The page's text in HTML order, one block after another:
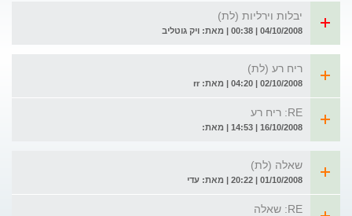
יבלות וירליות (לת)
04/10/2008 | 00:38 | מאת: ויק גוטליב
ריח רע (לת)
02/10/2008 | 04:20 | מאת: rr
RE: ריח רע
16/10/2008 | 14:53 | מאת:
שאלה (לת)
01/10/2008 | 20:22 | מאת: עדי
RE: שאלה